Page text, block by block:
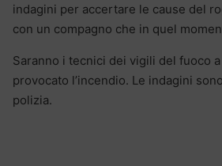
indagini per accertare le cause del
con un compagno che in quel
Saranno i tecnici dei vigili del fuoco
provocato l’incendio. Le indagini
polizia.